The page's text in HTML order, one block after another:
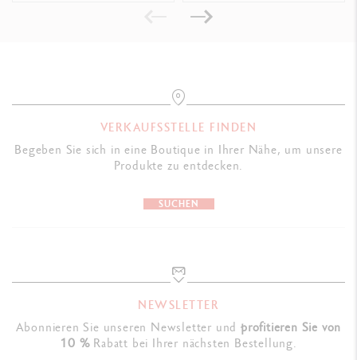
VERKAUFSSTELLE FINDEN
Begeben Sie sich in eine Boutique in Ihrer Nähe, um unsere
Produkte zu entdecken.
SUCHEN
NEWSLETTER
Abonnieren Sie unseren Newsletter undprofitieren Sie von
10 %Rabatt bei Ihrer nächsten Bestellung.